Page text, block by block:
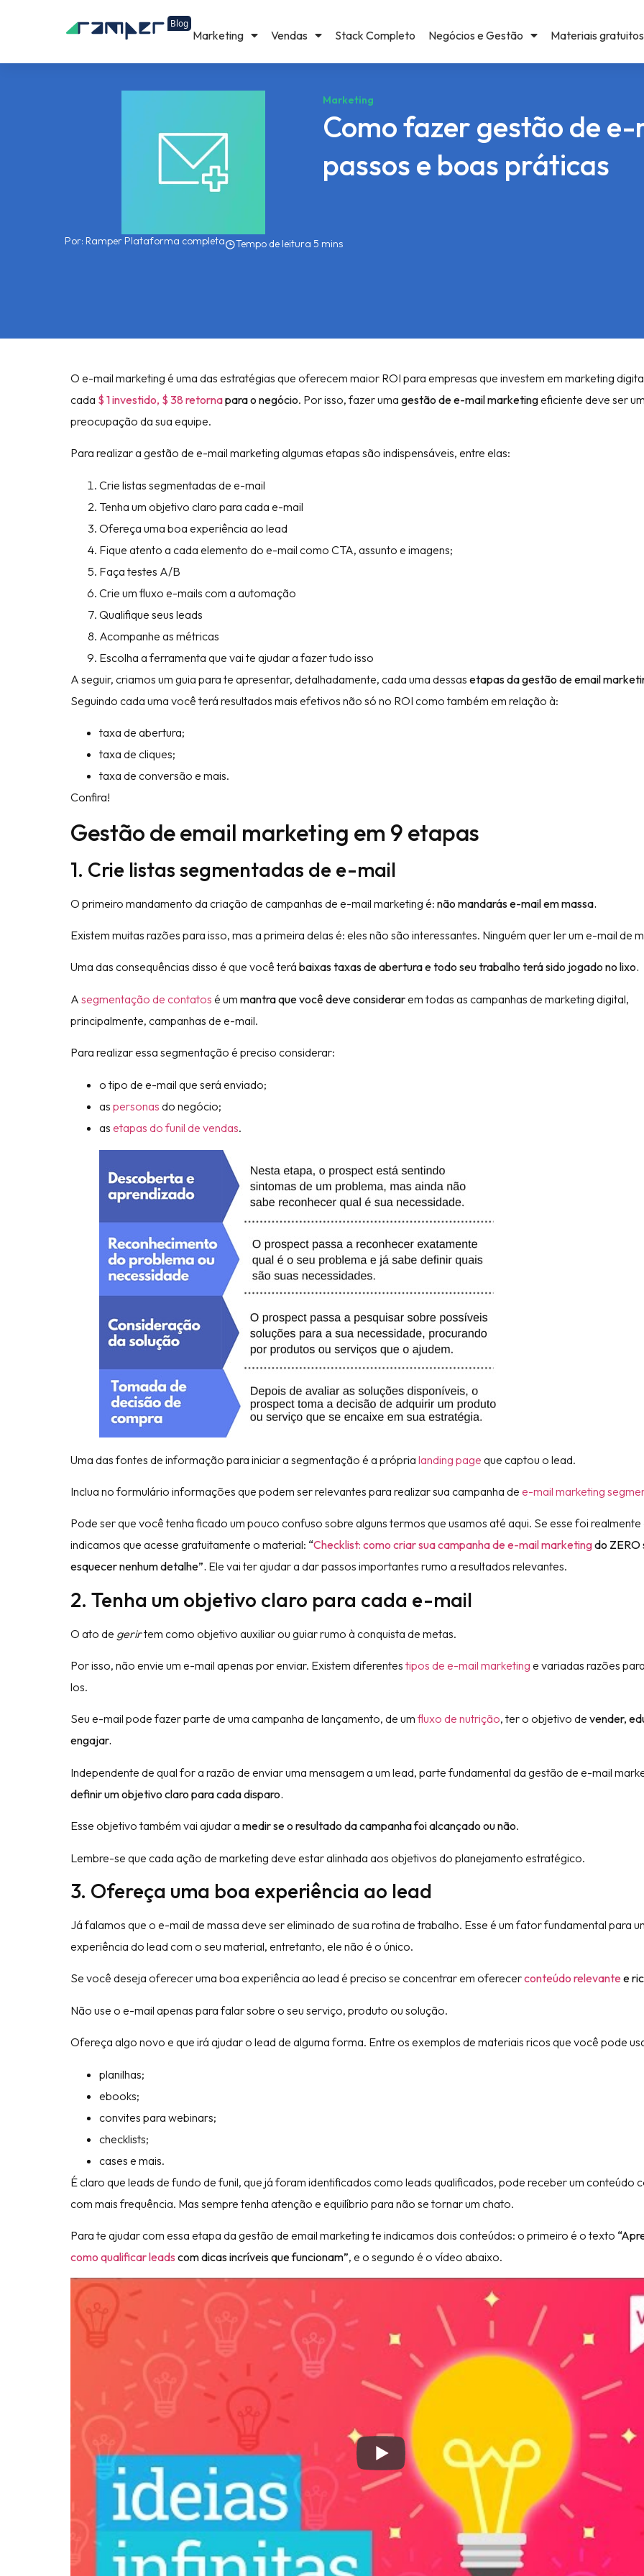
Marketing Vendas Stack Completo Negócios e Gestão Materiais gratuitos
Marketing
Como fazer gestão de
passos e boas práticas
Por: Ramper Plataforma completa
O e-mail marketing é uma das estratégias que oferecem maior ROI para empresas que investem em marketing
cada $ 1 investido, $ 38 retornapara o negócio. Por isso, fazer uma gestão de e-mail marketingeficiente deve ser
preocupação da sua equipe.
Para realizar a gestão de e-mail marketing algumas etapas são indispensáveis, entre elas:
Crie listas segmentadas de e-mail
Tenha um objetivo claro para cada e-mail
Ofereça uma boa experiência ao lead
Fique atento a cada elemento do e-mail como CTA, assunto e imagens;
Faça testes A/B
Crie um fluxo e-mails com a automação
Qualifique seus leads
Acompanhe as métricas
Escolha a ferramenta que vai te ajudar a fazer tudo isso
A seguir, criamos um guia para te apresentar, detalhadamente, cada uma dessas etapas da gestão de email
Seguindo cada uma você terá resultados mais efetivos não só no ROI como também em relação à:
taxa de abertura;
taxa de cliques;
taxa de conversão e mais.
Confira!
Gestão de email marketing em 9 etapas
1. Crie listas segmentadas de e-mail
O primeiro mandamento da criação de campanhas de e-mail marketing é: não mandarás e-mail em massa.
Existem muitas razões para isso, mas a primeira delas é: eles não são interessantes. Ninguém quer ler um e-mail de
Uma das consequências disso é que você terá baixas taxas de abertura e todo seu trabalho terá sido jogado no lixo.
A segmentação de contatos é um mantra que você deve considerarem todas as campanhas de marketing digital,
principalmente, campanhas de e-mail.
Para realizar essa segmentação é preciso considerar:
o tipo de e-mail que será enviado;
as personas do negócio;
as etapas do funil de vendas.
Uma das fontes de informação para iniciar a segmentação é a própria landing page que captou o lead.
Inclua no formulário informações que podem ser relevantes para realizar sua campanha de e-mail marketing
Pode ser que você tenha ficado um pouco confuso sobre alguns termos que usamos até aqui. Se esse foi realmente
indicamos que acesse gratuitamente o material: “Checklist: como criar sua campanha de e-mail marketingdo ZERO
esquecer nenhum detalhe”. Ele vai ter ajudar a dar passos importantes rumo a resultados relevantes.
2. Tenha um objetivo claro para cada e-mail
O ato de gerirtem como objetivo auxiliar ou guiar rumo à conquista de metas.
Por isso, não envie um e-mail apenas por enviar. Existem diferentes tipos de e-mail marketing e variadas razões
los.
Seu e-mail pode fazer parte de uma campanha de lançamento, de um fluxo de nutrição, ter o objetivo de vender,
engajar.
Independente de qual for a razão de enviar uma mensagem a um lead, parte fundamental da gestão de e-mail
definir um objetivo claro para cada disparo.
Esse objetivo também vai ajudar a medir se o resultado da campanha foi alcançado ou não.
Lembre-se que cada ação de marketing deve estar alinhada aos objetivos do planejamento estratégico.
3. Ofereça uma boa experiência ao lead
Já falamos que o e-mail de massa deve ser eliminado de sua rotina de trabalho. Esse é um fator fundamental para
experiência do lead com o seu material, entretanto, ele não é o único.
Se você deseja oferecer uma boa experiência ao lead é preciso se concentrar em oferecerconteúdo relevantee
Não use o e-mail apenas para falar sobre o seu serviço, produto ou solução.
Ofereça algo novo e que irá ajudar o lead de alguma forma. Entre os exemplos de materiais ricos que você pode
planilhas;
ebooks;
convites para webinars;
checklists;
cases e mais.
É claro que leads de fundo de funil, que já foram identificados como leads qualificados, pode receber um conteúdo
com mais frequência. Mas sempre tenha atenção e equilíbrio para não se tornar um chato.
Para te ajudar com essa etapa da gestão de email marketing te indicamos dois conteúdos: o primeiro é o texto
como qualificar leads com dicas incríveis que funcionam”, e o segundo é o vídeo abaixo.